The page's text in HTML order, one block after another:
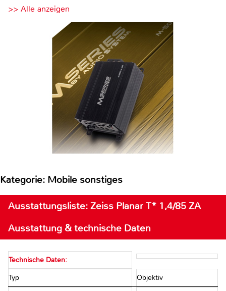
>> Alle anzeigen
Kategorie: Mobile sonstiges
Ausstattungsliste: Zeiss Planar T* 1,4/85 ZA
Ausstattung & technische Daten
Technische Daten:
Typ Objektiv